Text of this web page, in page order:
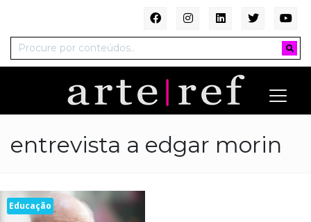
entrevista a edgar morin
Educação